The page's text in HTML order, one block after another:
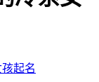
孩起名